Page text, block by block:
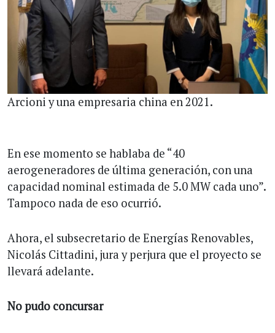
Arcioni y una empresaria china en 2021.
En ese momento se hablaba de “40
aerogeneradores de última generación, con una
capacidad nominal estimada de 5.0 MW cada uno”.
Tampoco nada de eso ocurrió.
Ahora, el subsecretario de Energías Renovables,
Nicolás Cittadini, jura y perjura que el proyecto se
llevará adelante.
No pudo concursar